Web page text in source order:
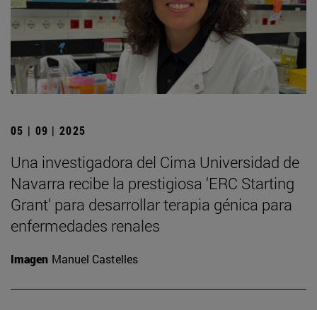
05 | 09 | 2025
Una investigadora del Cima Universidad de
Navarra recibe la prestigiosa ‘ERC Starting
Grant’ para desarrollar terapia génica para
enfermedades renales
Imagen Manuel Castelles